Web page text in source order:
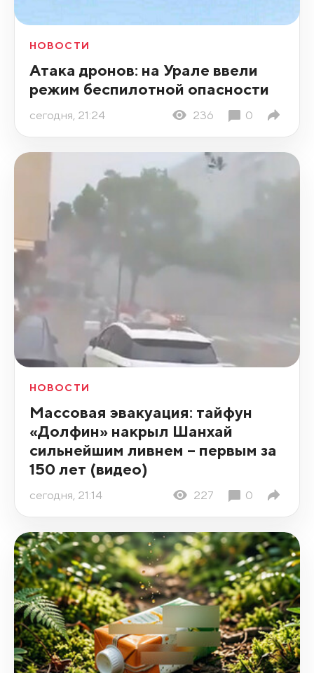
НОВОСТИ
Атака дронов: на Урале ввели
режим беспилотной опасности
сегодня, 21:24 236 0
НОВОСТИ
Массовая эвакуация: тайфун
«Долфин» накрыл Шанхай
сильнейшим ливнем – первым за
150 лет (видео)
сегодня, 21:14 227 0